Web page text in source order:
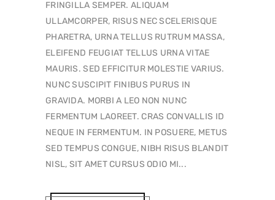
FRINGILLA SEMPER. ALIQUAM
ULLAMCORPER, RISUS NEC SCELERISQUE
PHARETRA, URNA TELLUS RUTRUM MASSA,
ELEIFEND FEUGIAT TELLUS URNA VITAE
MAURIS. SED EFFICITUR MOLESTIE VARIUS.
NUNC SUSCIPIT FINIBUS PURUS IN
GRAVIDA. MORBI A LEO NON NUNC
FERMENTUM LAOREET. CRAS CONVALLIS ID
NEQUE IN FERMENTUM. IN POSUERE, METUS
SED TEMPUS CONGUE, NIBH RISUS BLANDIT
NISL, SIT AMET CURSUS ODIO MI...